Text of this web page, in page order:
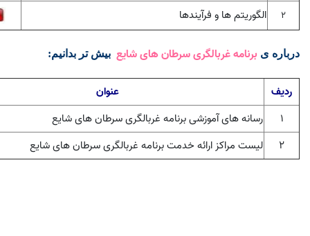
2 الگوریتم ها و فرآیندها
درباره ی برنامه غربالگری سرطان های شایع بیش تر بدانیم:
ردیف
عنوان
۱
رسانه های آموزشی برنامه غربالگری سرطان های شایع
۲
لیست مراکز ارائه خدمتبرنامه غربالگری سرطان های شایع